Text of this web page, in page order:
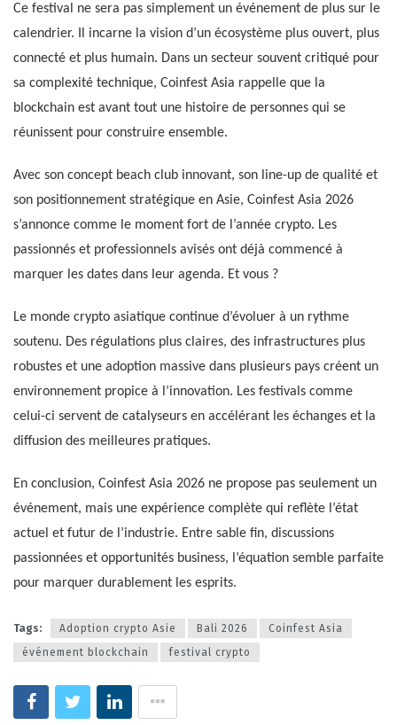
Ce festival ne sera pas simplement un événement de plus sur le
calendrier. Il incarne la vision d’un écosystème plus ouvert, plus
connecté et plus humain. Dans un secteur souvent critiqué pour
sa complexité technique, Coinfest Asia rappelle que la
blockchain est avant tout une histoire de personnes qui se
réunissent pour construire ensemble.
Avec son concept beach club innovant, son line-up de qualité et
son positionnement stratégique en Asie, Coinfest Asia 2026
s’annonce comme le moment fort de l’année crypto. Les
passionnés et professionnels avisés ont déjà commencé à
marquer les dates dans leur agenda. Et vous ?
Le monde crypto asiatique continue d’évoluer à un rythme
soutenu. Des régulations plus claires, des infrastructures plus
robustes et une adoption massive dans plusieurs pays créent un
environnement propice à l’innovation. Les festivals comme
celui-ci servent de catalyseurs en accélérant les échanges et la
diffusion des meilleures pratiques.
En conclusion, Coinfest Asia 2026 ne propose pas seulement un
événement, mais une expérience complète qui reflète l’état
actuel et futur de l’industrie. Entre sable fin, discussions
passionnées et opportunités business, l’équation semble parfaite
pour marquer durablement les esprits.
Tags: Adoption crypto Asie Bali 2026
Coinfest Asia
événement blockchain
festival crypto